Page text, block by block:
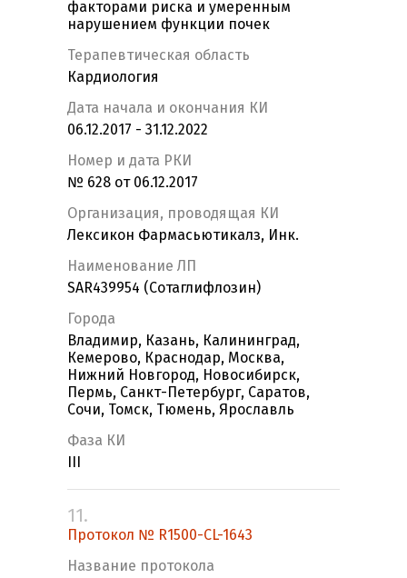
факторами риска и умеренным
нарушением функции почек
Терапевтическая область
Кардиология
Дата начала и окончания КИ
06.12.2017 - 31.12.2022
Номер и дата РКИ
№ 628 от 06.12.2017
Организация, проводящая КИ
Лексикон Фармасьютикалз, Инк.
Наименование ЛП
SAR439954 (Сотаглифлозин)
Города
Владимир, Казань, Калининград,
Кемерово, Краснодар, Москва,
Нижний Новгород, Новосибирск,
Пермь, Санкт-Петербург, Саратов,
Сочи, Томск, Тюмень, Ярославль
Фаза КИ
11.
Протокол № R1500-CL-1643
Название протокола